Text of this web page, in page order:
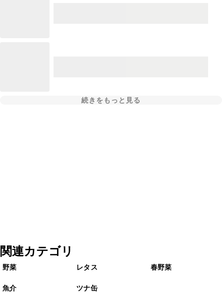
続きをもっと見る
関連カテゴリ
野菜 レタス 春野菜
魚介
ツナ缶